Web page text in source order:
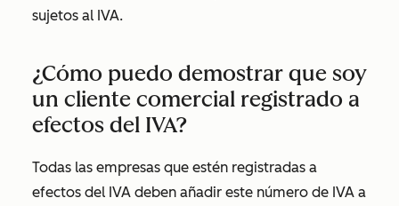
sujetos al IVA.
¿Cómo puedo demostrar que soy
un cliente comercial registrado a
efectos del IVA?
Todas las empresas que estén registradas a
efectos del IVA deben añadir este número de IVA a